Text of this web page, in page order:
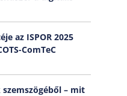
az ISPOR 2025
ComTeC
– mit